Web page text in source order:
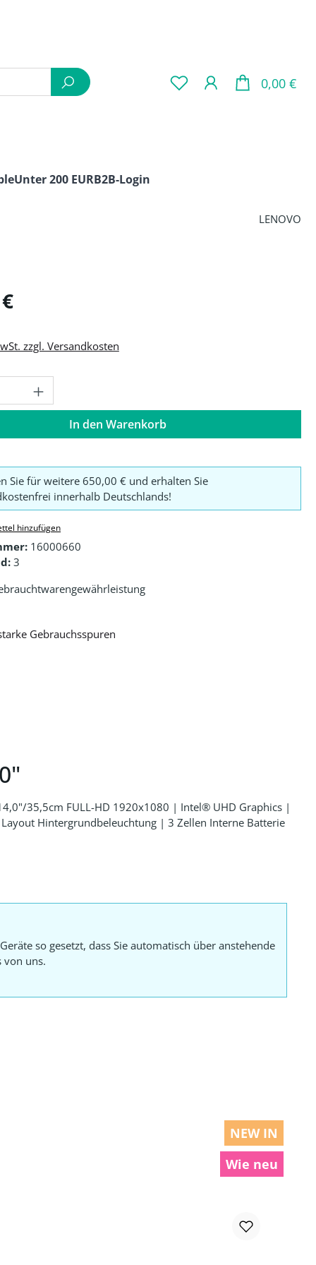
0,00 €
Unter 200 EURB2B-Login
LENOVO
zzgl. Versandkosten
Anzahl: Gib den gewünschten Wert
In den Warenkorb
Sie für weitere 650,00 € und erhalten Sie
innerhalb Deutschlands!
hinzufügen
16000660
3
Gebrauchsspuren
35,5cm FULL-HD 1920x1080 | Intel® UHD Graphics |
Hintergrundbeleuchtung | 3 Zellen Interne Batterie
so gesetzt, dass Sie automatisch über anstehende
von uns.
NEW IN
Wie neu